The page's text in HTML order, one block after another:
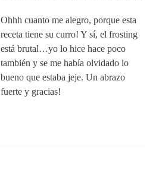
Ohhh cuanto me alegro, porque esta
receta tiene su curro! Y sí, el frosting
está brutal…yo lo hice hace poco
también y se me había olvidado lo
bueno que estaba jeje. Un abrazo
fuerte y gracias!